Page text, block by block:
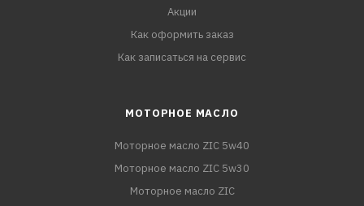
Акции
Как оформить заказ
Как записаться на сервис
МОТОРНОЕ МАСЛО
Моторное масло ZIC 5w40
Моторное масло ZIC 5w30
Моторное масло ZIC